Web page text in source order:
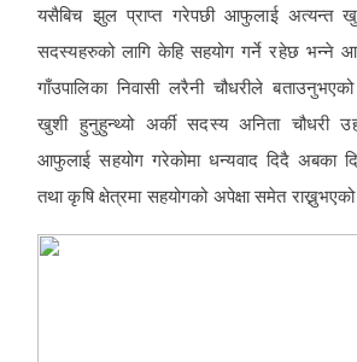
यसैबिच झुल प्राप्त गरेपछी आफुलाई अत्यन्त
सदस्यहरुको लागि केहि सहयोग गर्ने रहेछ भन्ने
गाँउपालिका निवासी लरैनी चौधरीले
खुशी हुनुहुन्थ्यो अर्की सदस्य अनिता चौधरी
आफुलाई सहयोग गरेकोमा धन्यवाद दिदै अबका
तथा कृषि क्षेत्रमा सहयोगको अपेक्षा समेत